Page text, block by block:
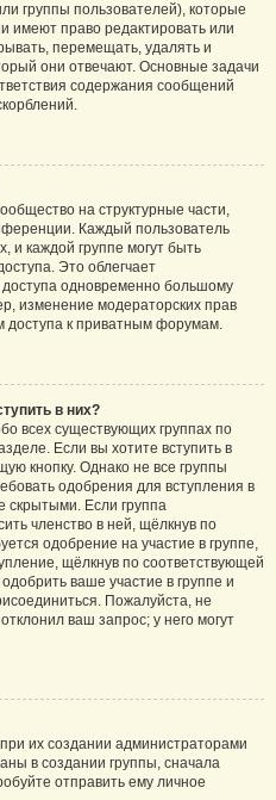
группы пользователей), которые
имеют право редактировать или
перемещать, удалять и
они отвечают. Основные задачи
содержания сообщений
на структурные части,
Каждый пользователь
и каждой группе могут быть
Это облегчает
одновременно большому
изменение модераторских прав
доступа к приватным форумам.
в них?
всех существующих группах по
Если вы хотите вступить в
кнопку. Однако не все группы
одобрения для вступления в
скрытыми. Если группа
членство в ней, щёлкнув по
одобрение на участие в группе,
щёлкнув по соответствующей
ваше участие в группе и
Пожалуйста, не
ваш запрос; у него могут
их создании администраторами
в создании группы, сначала
отправить ему личное